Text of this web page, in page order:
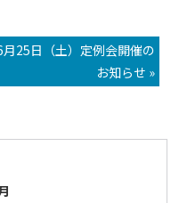
月25日（土）定例会開催の
お知らせ »